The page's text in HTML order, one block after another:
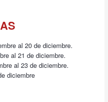
al 20 de diciembre.
al 21 de diciembre.
al 23 de diciembre.
diciembre